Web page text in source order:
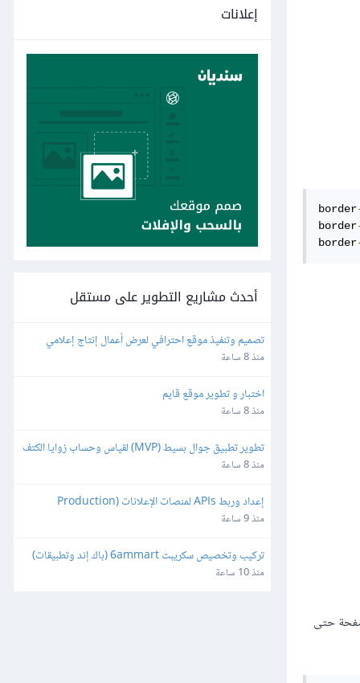
border
border
border
حتى
إعلانات
أحدث مشاريع التطوير على مستقل
تصميم وتنفيذ موقع احترافي لعرض أعمال إنتاج إعلامي
منذ 8 ساعة
اختبار و تطوير موقع قايم
منذ 8 ساعة
تطوير تطبيق جوال بسيط (MVP) لقياس وحساب زوايا الكتف
منذ 8 ساعة
Ready)
منذ 9 ساعة
ورفعه على السيرفر والمتجر
منذ 10 ساعة